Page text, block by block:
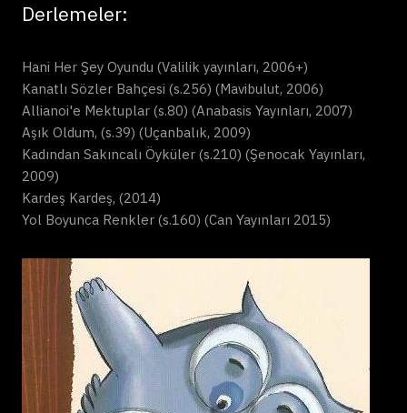
Derlemeler:
Hani Her Şey Oyundu (Valilik yayınları, 2006+)
Kanatlı Sözler Bahçesi (s.256) (Mavibulut, 2006)
Allianoi'e Mektuplar (s.80) (Anabasis Yayınları, 2007)
Aşık Oldum, (s.39) (Uçanbalık, 2009)
Kadından Sakıncalı Öyküler (s.210) (Şenocak Yayınları,
2009)
Kardeş Kardeş, (2014)
Yol Boyunca Renkler (s.160) (Can Yayınları 2015)